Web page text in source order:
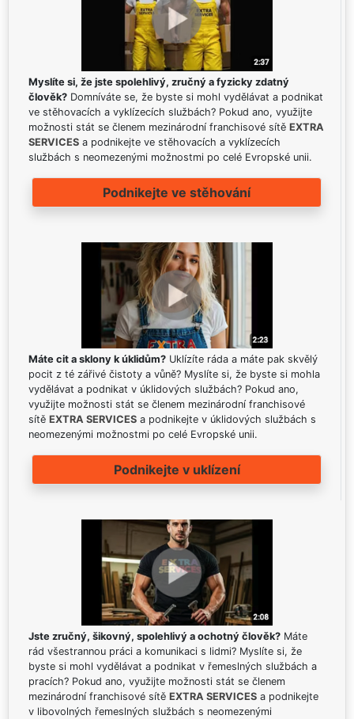
Myslíte si, že jste spolehlivý, zručný a fyzicky zdatný
člověk? Domníváte se, že byste si mohl vydělávat a podnikat
ve stěhovacích a vyklízecích službách? Pokud ano, využijte
možnosti stát se členem mezinárodní franchisové sítě EXTRA
SERVICES a podnikejte ve stěhovacích a vyklízecích
službách s neomezenými možnostmi po celé Evropské unii.
Podnikejte ve stěhování
Máte cit a sklony k úklidům? Uklízíte ráda a máte pak skvělý
pocit z té zářivé čistoty a vůně? Myslíte si, že byste si mohla
vydělávat a podnikat v úklidových službách? Pokud ano,
využijte možnosti stát se členem mezinárodní franchisové
sítě EXTRA SERVICES a podnikejte v úklidových službách s
neomezenými možnostmi po celé Evropské unii.
Podnikejte v uklízení
Jste zručný, šikovný, spolehlivý a ochotný člověk? Máte
rád všestrannou práci a komunikaci s lidmi? Myslíte si, že
byste si mohl vydělávat a podnikat v řemeslných službách a
pracích? Pokud ano, využijte možnosti stát se členem
mezinárodní franchisové sítě EXTRA SERVICES a podnikejte
v libovolných řemeslných službách s neomezenými